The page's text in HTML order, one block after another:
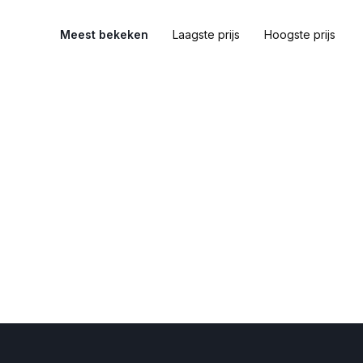
Meest bekeken Laagste prijs Hoogste prijs